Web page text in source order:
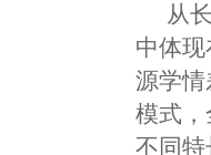
从
中体
源学
模式
不同